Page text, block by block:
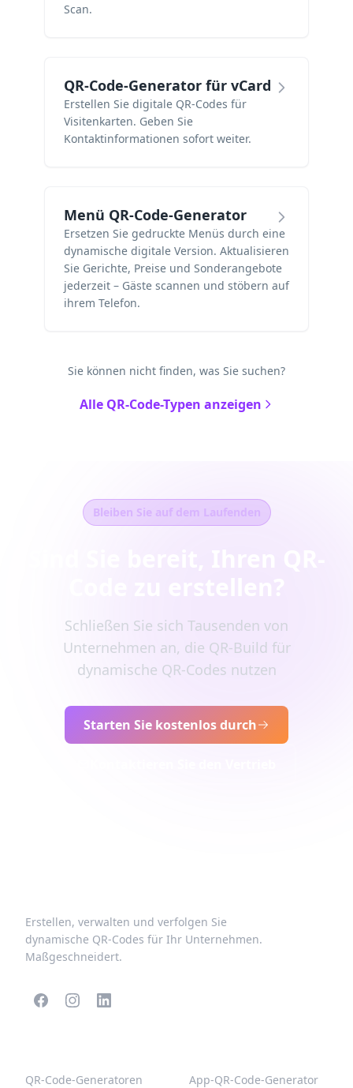
Scan.
QR-Code-Generator für vCard
Erstellen Sie digitale QR-Codes für
Visitenkarten. Geben Sie
Kontaktinformationen sofort weiter.
Menü QR-Code-Generator
Ersetzen Sie gedruckte Menüs durch eine
dynamische digitale Version. Aktualisieren
Sie Gerichte, Preise und Sonderangebote
jederzeit – Gäste scannen und stöbern auf
ihrem Telefon.
Sie können nicht finden, was Sie suchen?
Alle QR-Code-Typen anzeigen
Bleiben Sie auf dem Laufenden
Schließen Sie sich Tausenden von
Unternehmen an, die QR-Build für
dynamische QR-Codes nutzen
Starten Sie kostenlos durch
Erstellen, verwalten und verfolgen Sie
dynamische QR-Codes für Ihr Unternehmen.
Maßgeschneidert.
QR-Code-Generatoren
App-QR-Code-Generator